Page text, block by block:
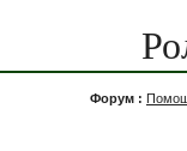
Форум :